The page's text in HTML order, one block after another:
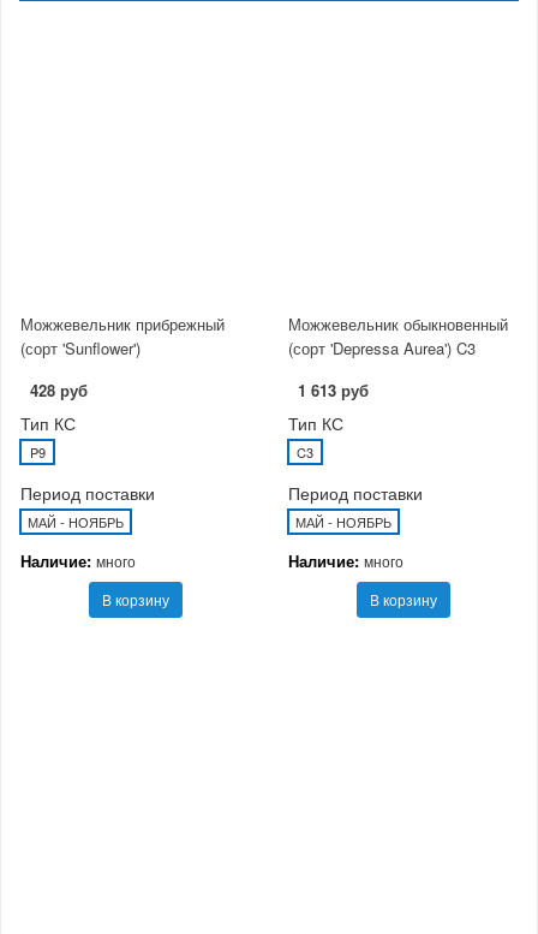
Можжевельник прибрежный
(сорт 'Sunflower')
428 руб
Тип КС
P9
Период поставки
МАЙ - НОЯБРЬ
Наличие: много
В корзину
Можжевельник обыкновенный
(сорт 'Depressa Aurea') C3
1 613 руб
Тип КС
C3
Период поставки
МАЙ - НОЯБРЬ
Наличие: много
В корзину